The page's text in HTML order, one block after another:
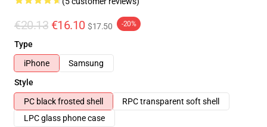
€20.13 €16.10 $17.50 -20%
Type
iPhone
Samsung
Style
PC black frosted shell
RPC transparent soft shell
LPC glass phone case